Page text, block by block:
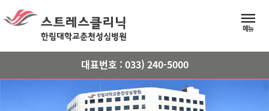
메뉴버
메뉴
대표번호 : 033) 240-5000